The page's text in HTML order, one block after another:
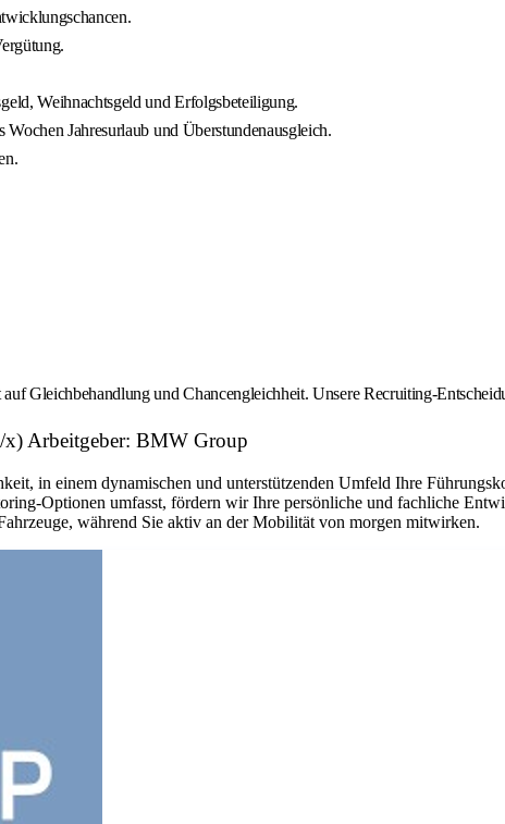
Weihnachtsgeld und Erfolgsbeteiligung.
Jahresurlaub und Überstundenausgleich.
Gleichbehandlung und Chancengleichheit. Unsere Recruiting-
x) Arbeitgeber: BMW Group
in einem dynamischen und unterstützenden Umfeld Ihre
Optionen umfasst, fördern wir Ihre persönliche und fachliche
während Sie aktiv an der Mobilität von morgen mitwirken.